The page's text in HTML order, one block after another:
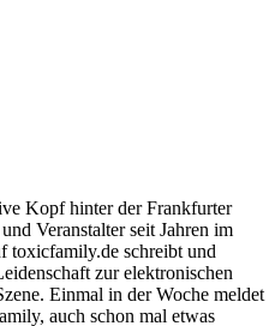
Kopf hinter der Frankfurter
Veranstalter seit Jahren im
toxicfamily.de schreibt und
zur elektronischen
Einmal in der Woche meldet
auch schon mal etwas